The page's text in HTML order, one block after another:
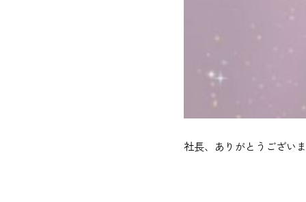
社長、ありがとうござい